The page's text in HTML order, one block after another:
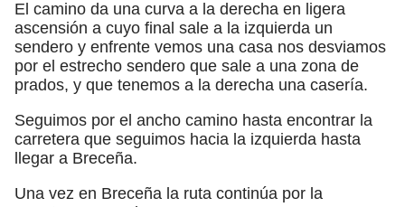
El camino da una curva a la derecha en ligera
ascensión a cuyo final sale a la izquierda un
sendero y enfrente vemos una casa nos desviamos
por el estrecho sendero que sale a una zona de
prados, y que tenemos a la derecha una casería.
Seguimos por el ancho camino hasta encontrar la
carretera que seguimos hacia la izquierda hasta
llegar a Breceña.
Una vez en Breceña la ruta continúa por la